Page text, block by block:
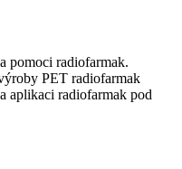
pomoci radiofarmak.
PET radiofarmak
aplikaci radiofarmak pod